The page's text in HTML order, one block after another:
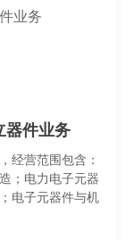
器件业务
经营范围包含：
；电力电子元器
电子元器件与机